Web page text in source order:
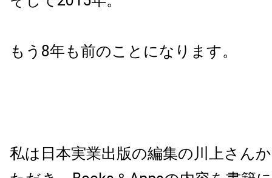
もう8年も前のことになります。
私は日本実業出版の編集の川上さん